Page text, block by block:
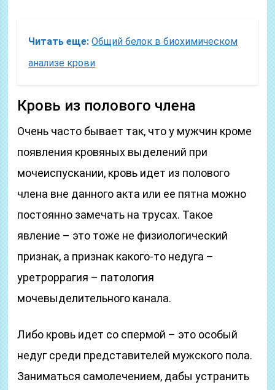
Читать еще: Общий белок в биохимическом
анализе крови
Кровь из полового члена
Очень часто бывает так, что у мужчин кроме
появления кровяных выделений при
мочеиспускании, кровь идет из полового
члена вне данного акта или ее пятна можно
постоянно замечать на трусах. Такое
явление – это тоже не физиологический
признак, а признак какого-то недуга –
уретроррагия – патология
мочевыделительного канала.
Либо кровь идет со спермой – это особый
недуг среди представителей мужского пола.
Заниматься самолечением, дабы устранить